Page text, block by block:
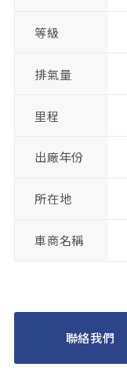
等級
排氣量
里程
出廠年份
所在地
車商名稱
聯絡我們